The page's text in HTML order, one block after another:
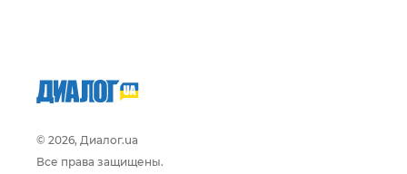
© 2026, Диалог.ua
Все права защищены.